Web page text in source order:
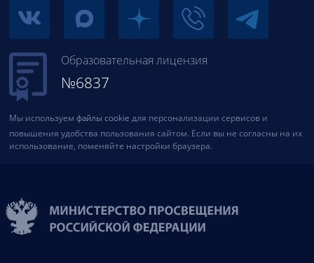
Образовательная лицензия
№6837
Мы используем файлы cookie для персонализации сервисов и
повышения удобства пользования сайтом. Если вы не согласны на их
использование, поменяйте настройки браузера.